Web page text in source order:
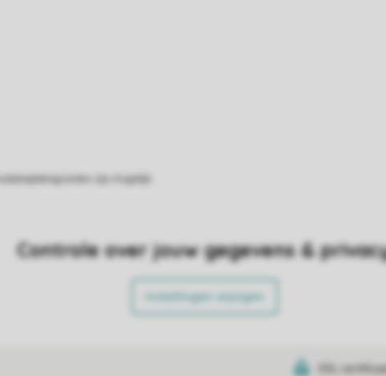
Controle over jouw gegevens &
Instellingen wijzigen
SSL certificaat